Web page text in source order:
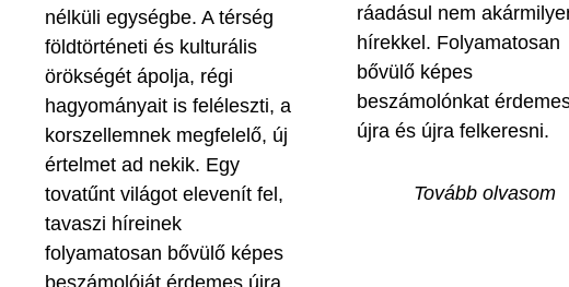
nélküli egységbe. A térség
földtörténeti és kulturális
örökségét ápolja, régi
hagyományait is feléleszti, a
korszellemnek megfelelő, új
értelmet ad nekik. Egy
tovatűnt világot elevenít fel,
tavaszi híreinek
folyamatosan bővülő képes
beszámolóját érdemes újra
ráadásul nem
hírekkel. Folyamatosan
bővülő képes
beszámolónkat
újra és újra felkeresni.
Tovább olvasom